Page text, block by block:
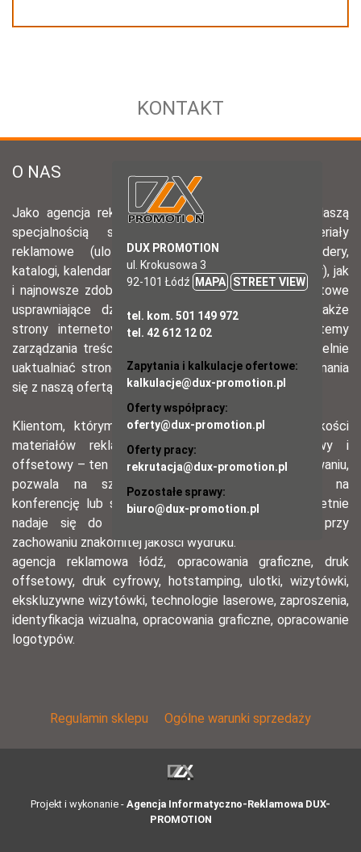
KONTAKT
DUX PROMOTION
ul. Krokusowa 3
92-101 Łódź
MAPA STREET VIEW
tel. kom. 501 149 972
tel. 42 612 12 02
Zapytania i kalkulacje ofertowe:
kalkulacje@dux-promotion.pl
Oferty współpracy:
oferty@dux-promotion.pl
Oferty pracy:
rekrutacja@dux-promotion.pl
Pozostałe sprawy:
biuro@dux-promotion.pl
O NAS
Jako agencja reklamowa działamy od 2008 roku. Naszą
specjalnością są zarówno poligraficzne materiały
usprawniające działanie każdej firmy. Tworzymy także
zarządzania treścią – narzędzia pozwalające samodzielnie
uaktualniać stronę www firmy. Zapraszamy do zapoznania